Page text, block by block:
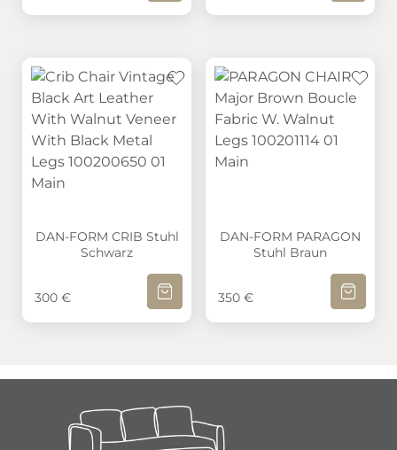
DAN-FORM CRIB Stuhl Schwarz
DAN-FORM CRIB Stuhl
Schwarz
300 €
IN DEN WARENKORB
DAN-FORM PARAGON
Stuhl Braun
350 €
IN DEN